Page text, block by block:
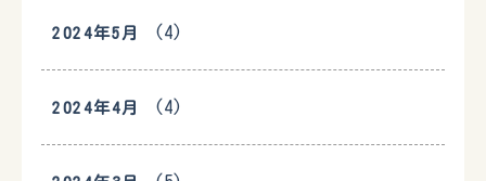
2024年5月 (4)
2024年4月 (4)